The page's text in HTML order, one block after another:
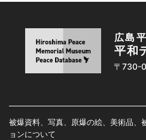
広島
平和
〒730-
被爆資料、写真、原爆の絵、美術品、
ョンについて